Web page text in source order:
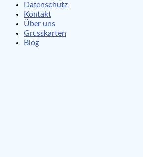
Datenschutz
Kontakt
Über uns
Grusskarten
Blog